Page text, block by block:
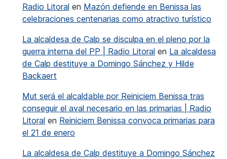
Radio Litoral en Mazón defiende en Benissa las
celebraciones centenarias como atractivo turístico
La alcaldesa de Calp se disculpa en el pleno por la
guerra interna del PP | Radio Litoral en La alcaldesa
de Calp destituye a Domingo Sánchez y Hilde
Backaert
Mut será el alcaldable por Reiniciem Benissa tras
conseguir el aval necesario en las primarias | Radio
Litoral en Reiniciem Benissa convoca primarias para
el 21 de enero
La alcaldesa de Calp destituye a Domingo Sánchez